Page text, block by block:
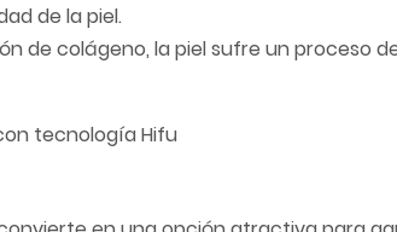
de la piel.
de colágeno, la piel sufre un proceso